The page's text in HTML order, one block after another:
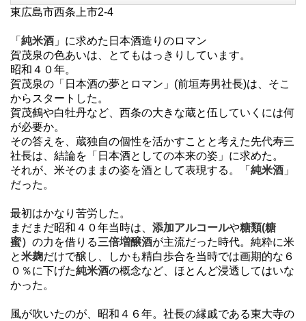
東広島市西条上市2-4
「 純米酒 」に求めた日本酒造りのロマン
賀茂泉の色あいは、とてもはっきりしています。
昭和４０年。
賀茂泉の「日本酒の夢とロマン」(前垣寿男社長)は、そこ
からスタートした。
賀茂鶴や白牡丹など、西条の大きな蔵と伍していくには何
が必要か。
その答えを、蔵独自の個性を活かすことと考えた先代寿三
社長は、結論を「日本酒としての本来の姿」に求めた。
それが、米そのままの姿を酒として表現する。「 純米酒 」
だった。
最初はかなり苦労した。
まだまだ昭和４０年当時は、 添加アルコールや糖類(糖
蜜） の力を借りる三倍増醸酒が主流だった時代。純粋に米
と米麹だけで醸し、しかも精白歩合を当時では画期的な６
０％に下げた純米酒の概念など、ほとんど浸透してはいな
かった。
風が吹いたのが、昭和４６年。社長の縁戚である東大寺の